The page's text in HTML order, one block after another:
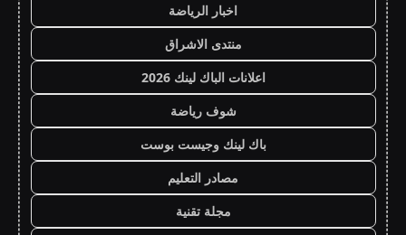
اخبار الرياضة
منتدى الاشراق
اعلانات الباك لينك 2026
شوف رياضة
باك لينك وجيست بوست
مصادر التعليم
مجلة تقنية